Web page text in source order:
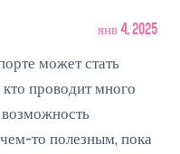
янв 4, 2025
может стать
проводит много
чем-то полезным, пока